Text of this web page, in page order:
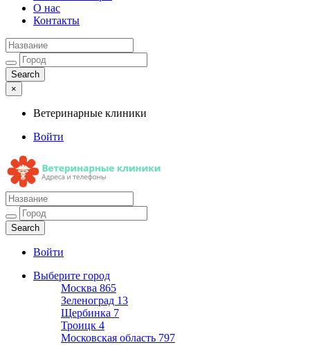
О нас
Контакты
×
Ветеринарные клиники
Войти
Ветеринарные клиники
Адреса и телефоны
Войти
Выберите город
Москва 865
Зеленоград 13
Щербинка 7
Троицк 4
Московская область 797